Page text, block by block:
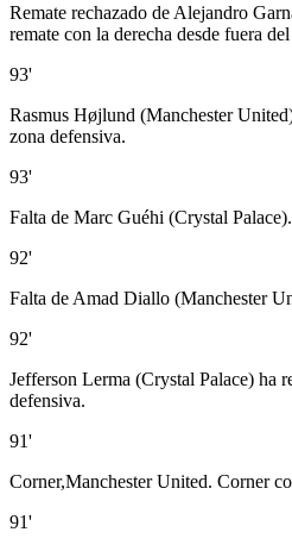
Remate rechazado de Alejandro
remate con la derecha desde fuera del
93'
Rasmus Højlund (Manchester
zona defensiva.
93'
Falta de Marc Guéhi (Crystal Palace).
92'
Falta de Amad Diallo (Manchester
92'
Jefferson Lerma (Crystal Palace) ha
defensiva.
91'
Corner,Manchester United. Corner
91'